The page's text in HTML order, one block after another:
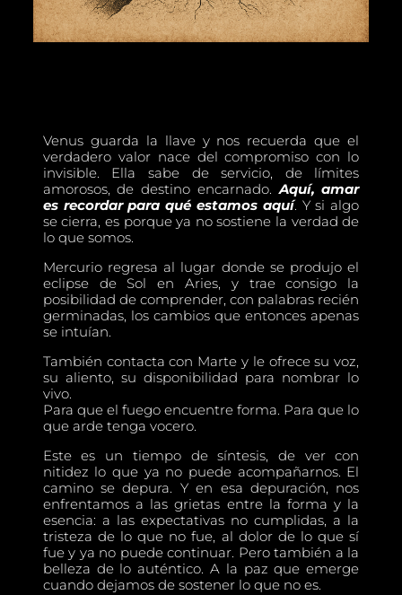
Venus guarda la llave y nos recuerda que el
verdadero valor nace del compromiso con lo
invisible. Ella sabe de servicio, de límites
amorosos, de destino encarnado.Aquí, amar
es recordar para qué estamos aquí. Y si algo
se cierra, es porque ya no sostiene la verdad de
lo que somos.
Mercurio regresa al lugar donde se produjo el
eclipse de Sol en Aries, y trae consigo la
posibilidad de comprender, con palabras recién
germinadas, los cambios que entonces apenas
se intuían.
También contacta con Marte y le ofrece su voz,
su aliento, su disponibilidad para nombrar lo
vivo.
Para que el fuego encuentre forma. Para que lo
que arde tenga vocero.
Este es un tiempo de síntesis, de ver con
nitidez lo que ya no puede acompañarnos. El
camino se depura. Y en esa depuración, nos
enfrentamos a las grietas entre la forma y la
esencia: a las expectativas no cumplidas, a la
tristeza de lo que no fue, al dolor de lo que sí
fue y ya no puede continuar. Pero también a la
belleza de lo auténtico. A la paz que emerge
cuando dejamos de sostener lo que no es.